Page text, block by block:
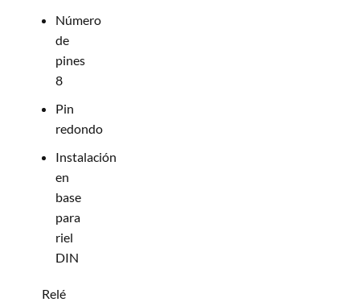
Número
de
pines
8
Pin
redondo
Instalación
en
base
para
riel
DIN
Relé